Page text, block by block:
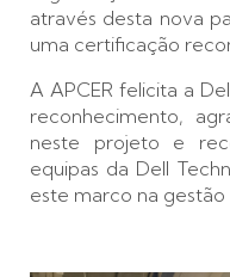
através desta nova
uma certificação
A APCER felicita a
reconhecimento,
neste projeto e
equipas da Dell
este marco na gestão